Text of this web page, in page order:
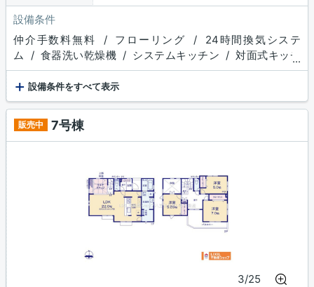
設備条件
仲介手数料無料 / フローリング / 24時間換気システ
ム / 食器洗い乾燥機 / システムキッチン / 対面式キッチ
ン / 追焚機能浴室 / 浴室乾燥機 / 温水洗浄便座 / 洗髪洗
面化粧台 / トイレ２ヶ所 / 浴室１坪以上 / 床下収納 / ウ
ォークインクロゼット / 収納豊富 / TVモニタ付インターホ
ン / ディンプルキー
...
+ 設備条件をすべて表示
販売中 7号棟
3/25